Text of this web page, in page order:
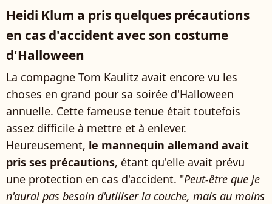
Heidi Klum a pris quelques précautions
en cas d'accident avec son costume
d'Halloween
La compagne Tom Kaulitz avait encore vu les
choses en grand pour sa soirée d'Halloween
annuelle. Cette fameuse tenue était toutefois
assez difficile à mettre et à enlever.
Heureusement, le mannequin allemand avait
pris ses précautions, étant qu'elle avait prévu
une protection en cas d'accident. "Peut-être que je
n'aurai pas besoin d'utiliser la couche, mais au moins